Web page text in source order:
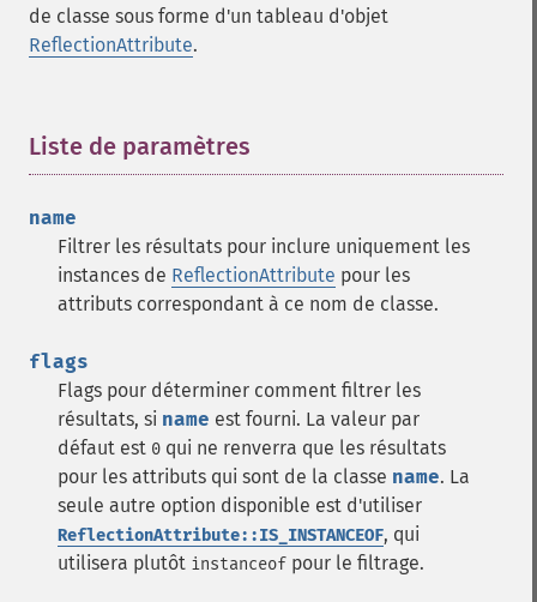
de classe sous forme d'un tableau d'objet
ReflectionAttribute.
Liste de paramètres
name
Filtrer les résultats pour inclure uniquement les
instances de ReflectionAttribute pour les
attributs correspondant à ce nom de classe.
flags
Flags pour déterminer comment filtrer les
résultats, si name est fourni. La valeur par
défaut est 0 qui ne renverra que les résultats
pour les attributs qui sont de la classe name. La
seule autre option disponible est d'utiliser
ReflectionAttribute::IS_INSTANCEOF, qui
utilisera plutôt instanceof pour le filtrage.